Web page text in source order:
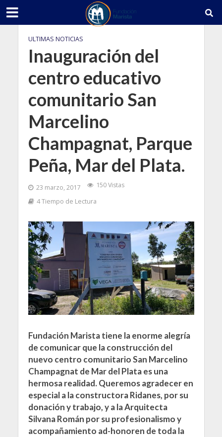
ULTIMAS NOTICIAS
Inauguración del
centro educativo
comunitario San
Marcelino
Champagnat, Parque
Peña, Mar del Plata.
23 marzo, 2017
150 Vistas
4 Tiempo de Lectura
Fundación Marista tiene la enorme alegría
de comunicar que la construcción del
nuevo centro comunitario San Marcelino
Champagnat de Mar del Plata es una
hermosa realidad. Queremos agradecer en
especial a la constructora Ridanes, por su
donación y trabajo, y a la Arquitecta
Silvana Román por su profesionalismo y
acompañamiento ad-honoren de toda la